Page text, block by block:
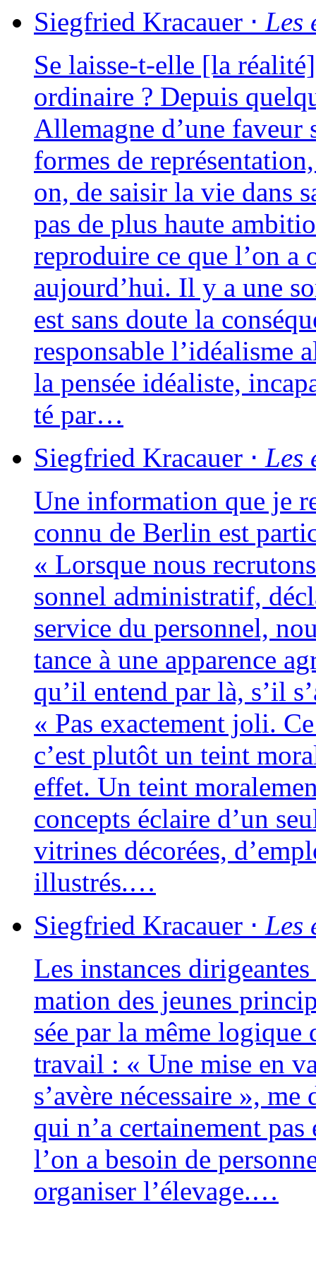
Siegfried Kracauer ⋅ Les
Se laisse-t-elle [la
ordi­naire ? Depuis
Allemagne d’une faveur
formes de
on, de sai­sir la vie dans
pas de plus haute
repro­duire ce que l’on a
aujourd’hui. Il y a une
est sans doute la
res­pon­sable l’idéalisme
la pen­sée idéa­liste,
té par…
Siegfried Kracauer ⋅ Les
Une infor­ma­tion que je
connu de Berlin est
« Lorsque nous
son­nel admi­nis­tra­tif,
ser­vice du per­son­nel,
tance à une appa­rence
qu’il entend par là, s’il
« Pas exac­te­ment joli.
c’est plu­tôt un teint
effet. Un teint
concepts éclaire d’un
vitrines déco­rées,
illustrés.…
Siegfried Kracauer ⋅ Les
Les ins­tances
ma­tion des jeunes
sée par la même logique
tra­vail : « Une mise en
s’avère néces­saire »,
qui n’a cer­tai­ne­ment
l’on a besoin de
orga­ni­ser l’élevage.…